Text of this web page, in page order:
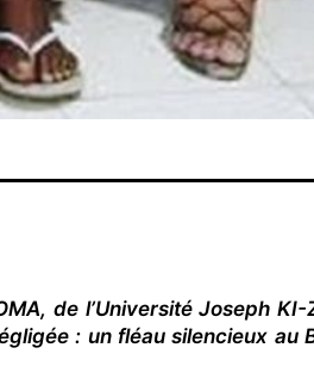
de l’Université Joseph KI-
: un fléau silencieux au